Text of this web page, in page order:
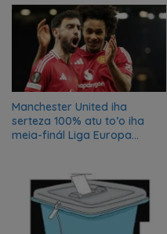
Manchester United iha
serteza 100% atu to’o iha
meia-finál Liga Europa